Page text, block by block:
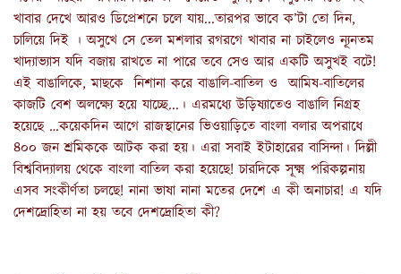
খাবার দেখে আরও ডিপ্রেশনে চলে যায়...তারপর ভাবে ক’টা তো দিন,
চালিয়ে দিই । অসুখে সে তেল মশলার রগরগে খাবার না চাইলেও ন্যূনতম
খাদ্যাভ্যাস যদি বজায় রাখতে না পারে তবে সেও আর একটি অসুখই বটে!
এই বাঙালিকে, মাছকে নিশানা করে বাঙালি-বাতিল ও আমিষ-বাতিলের
কাজটি বেশ অলক্ষ্যে হয়ে যাচ্ছে...। এরমধ্যে উড়িষ‍্যাতেও বাঙালি নিগ্রহ
হয়েছে …কয়েকদিন আগে রাজস্থানের ভিওয়াড়িতে বাংলা বলার অপরাধে
৪০০ জন শ্রমিককে আটক করা হয়। এরা সবাই ইটাহারের বাসিন্দা। দিল্লী
বিশ্ববিদ্যালয় থেকে বাংলা বাতিল করা হয়েছে! চারদিকে সূক্ষ্ম পরিকল্পনায়
এসব সংকীর্ণতা চলছে! নানা ভাষা নানা মতের দেশে এ কী অনাচার! এ যদি
দেশদ্রোহিতা না হয় তবে দেশদ্রোহিতা কী?